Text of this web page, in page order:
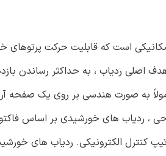
است که قابلیت حرکت پرتوهای
اصلی ردیاب ، به حداکثر رساندن
به صورت هندسی بر روی یک صفحه
، ردیاب های خورشیدی بر اساس
کنترل الکترونیکی. ردیاب های